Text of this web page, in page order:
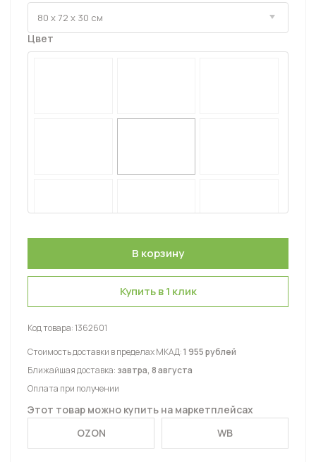
Цвет
Купить в 1 клик
Код товара:1362601
Стоимость доставки в пределах МКАД:1 955 рублей
Ближайшая доставка: завтра, 8 августа
Оплата при получении
Этот товар можно купить на маркетплейсах
OZON
WB